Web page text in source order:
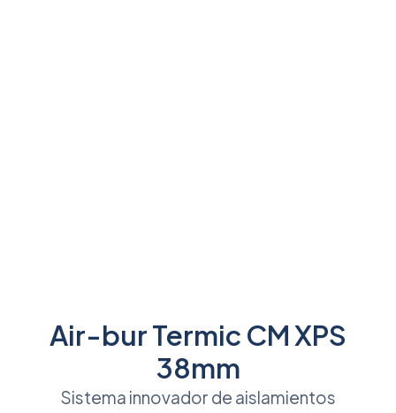
Air-bur Termic CM XPS
38mm
Sistema innovador de aislamientos